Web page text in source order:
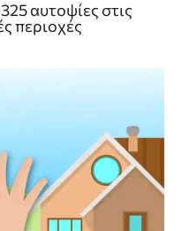
αυτοψίες στις
περιοχές